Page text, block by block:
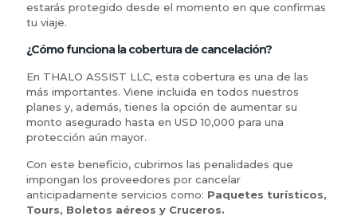
estarás protegido desde el momento en que confirmas
tu viaje.
¿Cómo funciona la cobertura de cancelación?
En THALO ASSIST LLC, esta cobertura es una de las
más importantes. Viene incluida en todos nuestros
planes y, además, tienes la opción de aumentar su
monto asegurado hasta en USD 10,000 para una
protección aún mayor.
Con este beneficio, cubrimos las penalidades que
impongan los proveedores por cancelar
anticipadamente servicios como: Paquetes turísticos,
Tours, Boletos aéreos y Cruceros.